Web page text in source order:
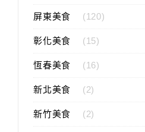
屏東美食 (120)
彰化美食 (15)
恆春美食 (16)
新北美食 (2)
新竹美食 (2)